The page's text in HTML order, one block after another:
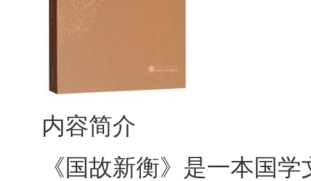
内容简介
《国故新衡》是一本国